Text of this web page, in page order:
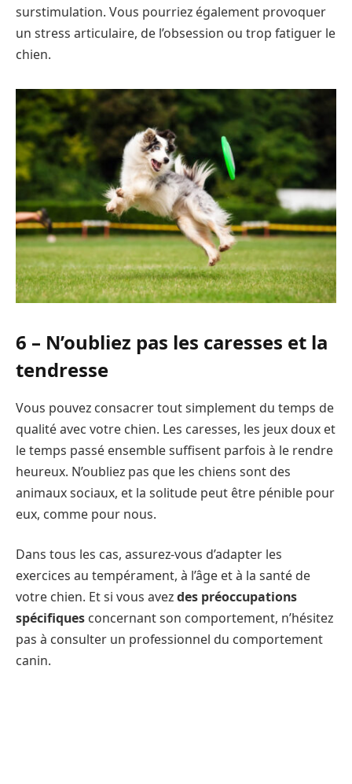
surstimulation. Vous pourriez également provoquer
un stress articulaire, de l’obsession ou trop fatiguer le
chien.
6 – N’oubliez pas les caresses et la
tendresse
Vous pouvez consacrer tout simplement du temps de
qualité avec votre chien. Les caresses, les jeux doux et
le temps passé ensemble suffisent parfois à le rendre
heureux. N’oubliez pas que les chiens sont des
animaux sociaux, et la solitude peut être pénible pour
eux, comme pour nous.
Dans tous les cas, assurez-vous d’adapter les
exercices au tempérament, à l’âge et à la santé de
votre chien. Et si vous avezdes préoccupations
spécifiques concernant son comportement, n’hésitez
pas à consulter un professionnel du comportement
canin.